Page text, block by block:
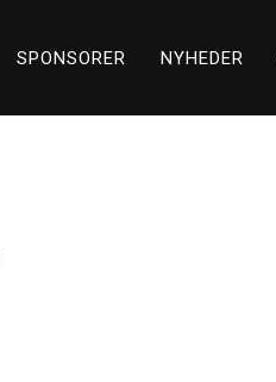
SPONSORER NYHEDER